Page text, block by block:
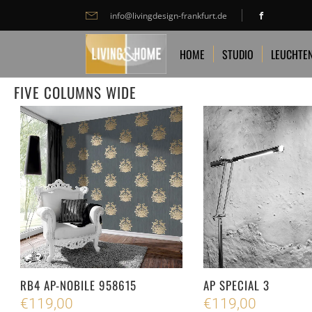
info@livingdesign-frankfurt.de
HOME STUDIO
HOME STUDIO LEUCHTEN
FIVE COLUMNS WIDE
RB4 AP-NOBILE 958615
€119,00
AP SPECIAL 3
€119,00